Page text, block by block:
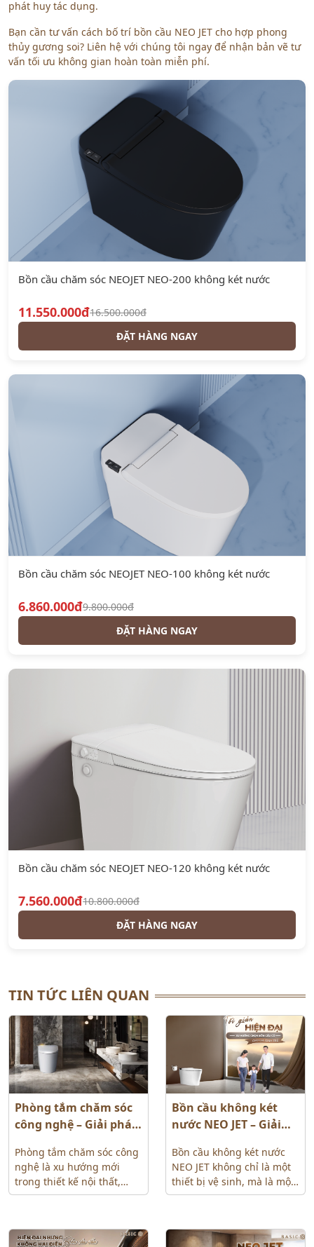
phát huy tác dụng.
Bạn cần tư vấn cách bố trí bồn cầu NEO JET cho hợp phong
thủy gương soi? Liên hệ với chúng tôi ngay để nhận bản vẽ tư
vấn tối ưu không gian hoàn toàn miễn phí.
Bồn cầu chăm sóc NEOJET NEO-200 không két nước
11.550.000đ16.500.000đ
ĐẶT HÀNG NGAY
Bồn cầu chăm sóc NEOJET NEO-100 không két nước
6.860.000đ9.800.000đ
ĐẶT HÀNG NGAY
Bồn cầu chăm sóc NEOJET NEO-120 không két nước
7.560.000đ10.800.000đ
ĐẶT HÀNG NGAY
TIN TỨC LIÊN QUAN
Phòng tắm chăm sóc
công nghệ – Giải pháp
gian sống tiện nghi,
an toàn
Phòng tắm chăm sóc công
nghệ là xu hướng mới
trong thiết kế nội thất,
mang đến không gian
toàn. Nhờ ứng dụng các
thiết bị thông minh như
Bồn cầu không két
nước NEO JET – Giải
phòng tắm nhỏ hẹp
Bồn cầu không két nước
NEO JET không chỉ là một
thiết bị vệ sinh, mà là một
giải pháp thiết kế triệt để
các căn hộ hiện đại: Phòng
tắm quá nhỏ! Chúng tôi